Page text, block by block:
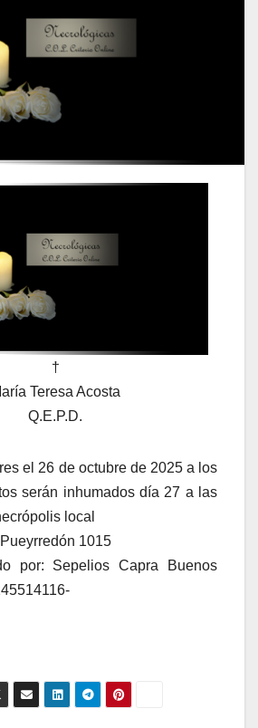
†
Teresa Acosta
Q.E.P.D.
el 26 de octubre de 2025 a los
serán inhumados día 27 a las
local
1015
por: Sepelios Capra Buenos